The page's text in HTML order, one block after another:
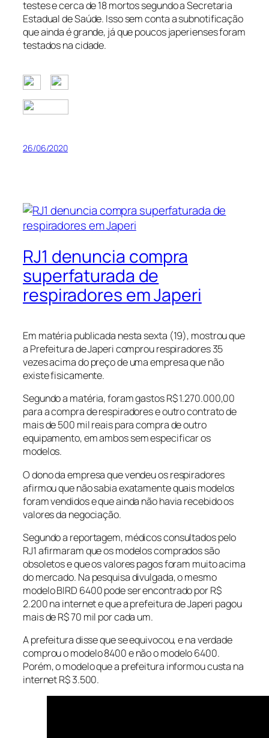
testes e cerca de 18 mortos segundo a Secretaria
Estadual de Saúde. Isso sem conta a subnotificação
que ainda é grande, já que poucos japerienses foram
testados na cidade.
26/06/2020
RJ1 denuncia compra
superfaturada de
respiradores em Japeri
Em matéria publicada nesta sexta (19), mostrou que
a Prefeitura de Japeri comprou respiradores 35
vezes acima do preço de uma empresa que não
existe fisicamente.
Segundo a matéria, foram gastos R$ 1.270.000,00
para a compra de respiradores e outro contrato de
mais de 500 mil reais para compra de outro
equipamento, em ambos sem especificar os
modelos.
O dono da empresa que vendeu os respiradores
afirmou que não sabia exatamente quais modelos
foram vendidos e que ainda não havia recebido os
valores da negociação.
Segundo a reportagem, médicos consultados pelo
RJ1 afirmaram que os modelos comprados são
obsoletos e que os valores pagos foram muito acima
do mercado. Na pesquisa divulgada, o mesmo
modelo BIRD 6400 pode ser encontrado por R$
2.200 na internet e que a prefeitura de Japeri pagou
mais de R$ 70 mil por cada um.
A prefeitura disse que se equivocou, e na verdade
comprou o modelo 8400 e não o modelo 6400.
Porém, o modelo que a prefeitura informou custa na
internet R$ 3.500.